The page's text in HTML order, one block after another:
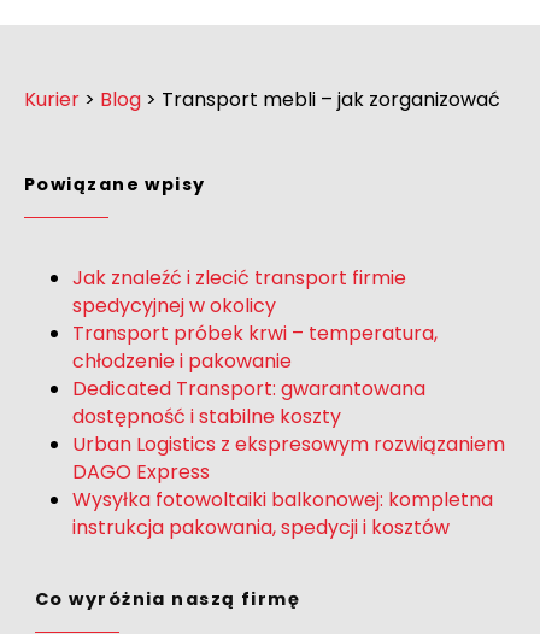
Kurier > Blog > Transport mebli – jak zorganizować
Powiązane wpisy
Jak znaleźć i zlecić transport firmie
spedycyjnej w okolicy
Transport próbek krwi – temperatura,
chłodzenie i pakowanie
Dedicated Transport: gwarantowana
dostępność i stabilne koszty
Urban Logistics z ekspresowym rozwiązaniem
DAGO Express
Wysyłka fotowoltaiki balkonowej: kompletna
instrukcja pakowania, spedycji i kosztów
Co wyróżnia naszą firmę